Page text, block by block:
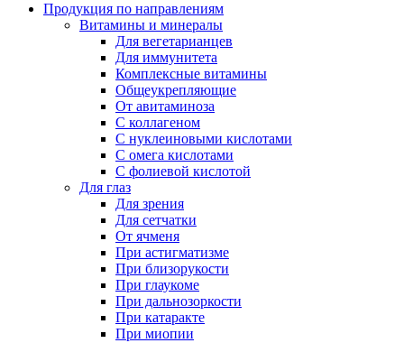
Продукция по направлениям
Витамины и минералы
Для вегетарианцев
Для иммунитета
Комплексные витамины
Общеукрепляющие
От авитаминоза
С коллагеном
С нуклеиновыми кислотами
С омега кислотами
С фолиевой кислотой
Для глаз
Для зрения
Для сетчатки
От ячменя
При астигматизме
При близорукости
При глаукоме
При дальнозоркости
При катаракте
При миопии